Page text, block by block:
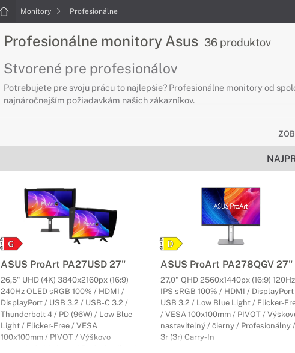
Monitory Profesionálne
Profesionálne monitory Asus 36 produktov
Stvorené pre profesionálov
Potrebujete pre svoju prácu to najlepšie? Profesionálne monitory od
najnáročnejším požiadavkám našich zákazníkov.
ASUS ProArt PA27USD 27"
26,5" UHD (4K) 3840x2160px (16:9)
240Hz OLED sRGB 100% / HDMI /
DisplayPort / USB 3.2 / USB-C 3.2 /
Thunderbolt 4 / PD (96W) / Low Blue
Light / Flicker-Free / VESA
100x100mm / PIVOT / Výškovo
ASUS ProArt PA278QGV 27"
27,0" QHD 2560x1440px (16:9) 120Hz
IPS sRGB 100% / HDMI / DisplayPort
USB 3.2 / Low Blue Light / Flicker-
/ VESA 100x100mm / PIVOT /
nastaviteľný / čierny / Profesionálny /
3r (3r) Carry-In